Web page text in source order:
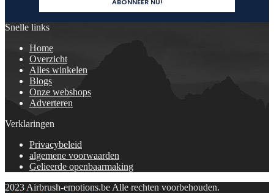
Snelle links
Home
Overzicht
Alles winkelen
Blogs
Onze webshops
Adverteren
Verklaringen
Privacybeleid
algemene voorwaarden
Gelieerde openbaarmaking
2023 Airbrush-emotions.be Alle rechten voorbehouden.